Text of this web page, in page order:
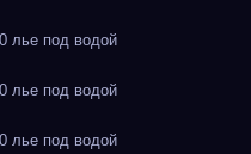
под водой
под водой
под водой